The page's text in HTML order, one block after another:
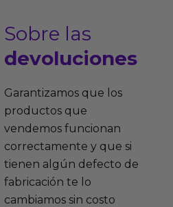
Sobre las
devoluciones
Garantizamos que los
productos que
vendemos funcionan
correctamente y que si
tienen algún defecto de
fabricación te lo
cambiamos sin costo